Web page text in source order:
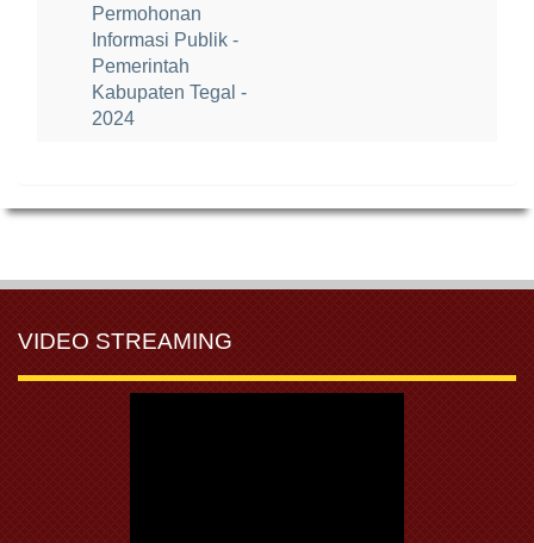
Permohonan
Informasi Publik -
Pemerintah
Kabupaten Tegal -
2024
VIDEO STREAMING